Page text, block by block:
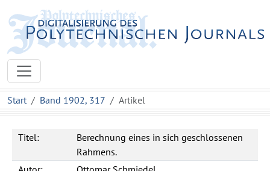
Start Band 1902, 317 Artikel
Titel:
Berechnung eines in sich geschlossenen
Rahmens.